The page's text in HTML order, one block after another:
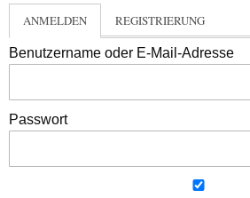
ANMELDEN REGISTRIERUNG
Benutzername oder E-Mail-Adresse
Passwort